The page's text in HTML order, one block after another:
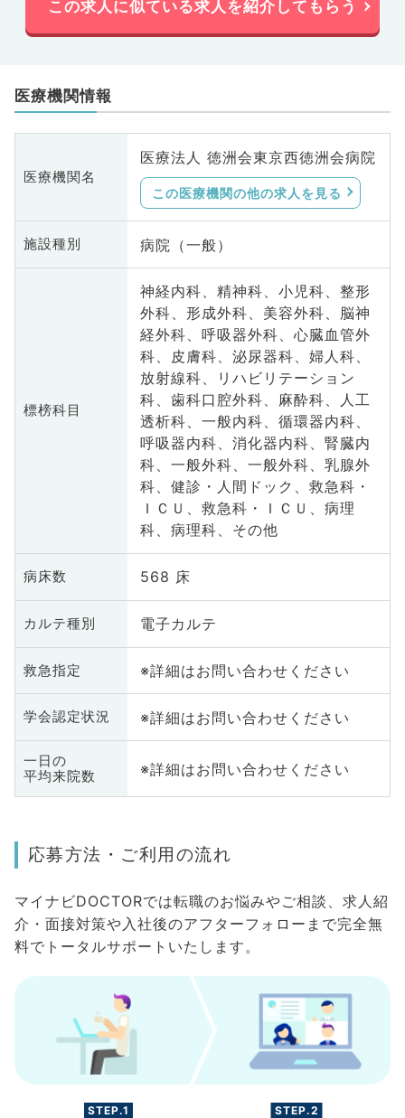
この求人に似ている求人を紹介してもらう
医療機関情報
医療機関名
医療法人 徳洲会東京西徳洲会病院
この医療機関の他の求人を見る
施設種別 病院（一般）
標榜科目
神経内科、精神科、小児科、整形
外科、形成外科、美容外科、脳神
経外科、呼吸器外科、心臓血管外
科、皮膚科、泌尿器科、婦人科、
放射線科、リハビリテーション
科、歯科口腔外科、麻酔科、人工
透析科、一般内科、循環器内科、
呼吸器内科、消化器内科、腎臓内
科、一般外科、一般外科、乳腺外
科、健診・人間ドック、救急科・
ＩＣＵ、救急科・ＩＣＵ、病理
科、病理科、その他
病床数 568 床
カルテ種別 電子カルテ
救急指定 ※詳細はお問い合わせください
学会認定状況 ※詳細はお問い合わせください
一日の
平均来院数
※詳細はお問い合わせください
応募方法・ご利用の流れ
マイナビDOCTORでは転職のお悩みやご相談、求人紹
介・面接対策や入社後のアフターフォローまで完全無
料でトータルサポートいたします。
STEP.1 STEP.2